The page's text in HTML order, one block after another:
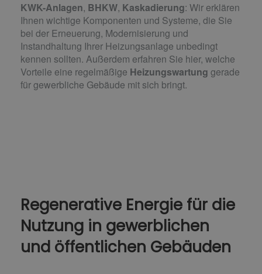
KWK-Anlagen, BHKW, Kaskadierung: Wir erklären
Ihnen wichtige Komponenten und Systeme, die Sie
bei der Erneuerung, Modernisierung und
Instandhaltung Ihrer Heizungsanlage unbedingt
kennen sollten. Außerdem erfahren Sie hier, welche
Vorteile eine regelmäßige Heizungswartung gerade
für gewerbliche Gebäude mit sich bringt.
Regenerative Energie für die
Nutzung in gewerblichen
und öffentlichen Gebäuden